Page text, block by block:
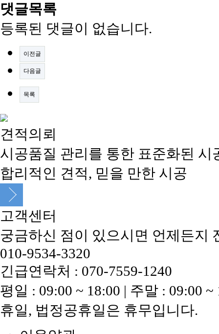
댓글목록
등록된 댓글이 없습니다.
이전글
다음글
목록
견적의뢰
시공품질 관리를 통한 표준화된 시
합리적인 견적, 믿을 만한 시공
고객센터
궁금하신 점이 있으시면 언제든지
010-9534-3320
긴급연락처 : 070-7559-1240
평일 : 09:00 ~ 18:00 | 주말 : 09:00 ~
휴일, 법정공휴일은 휴무입니다.